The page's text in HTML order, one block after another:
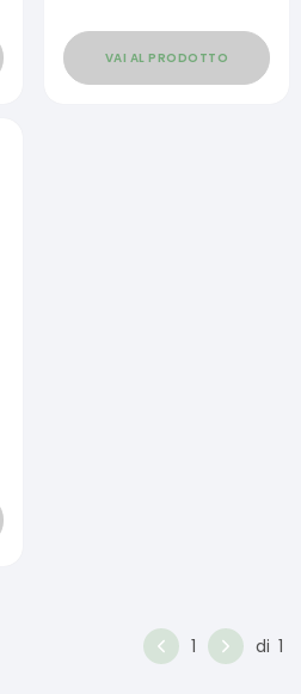
VAI AL PRODOTTO
1 di 1